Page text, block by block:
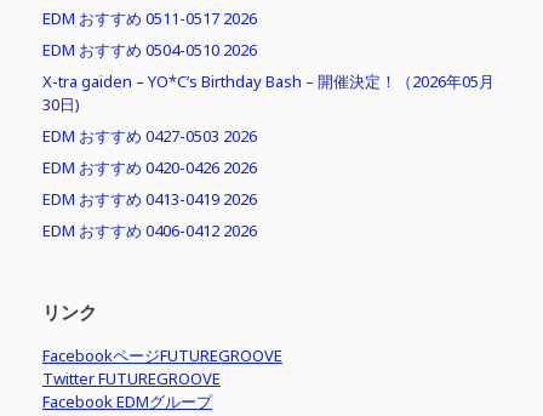
EDM おすすめ 0511-0517 2026
EDM おすすめ 0504-0510 2026
X-tra gaiden – YO*C’s Birthday Bash – 開催決定！（2026年05月
30日)
EDM おすすめ 0427-0503 2026
EDM おすすめ 0420-0426 2026
EDM おすすめ 0413-0419 2026
EDM おすすめ 0406-0412 2026
リンク
FacebookページFUTUREGROOVE
Twitter FUTUREGROOVE
Facebook EDMグループ